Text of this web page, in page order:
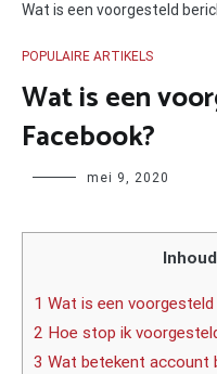
Wat is een voorgesteld
POPULAIRE ARTIKELS
Wat is een
Facebook?
Author mei 9, 2020
1 Wat is een
2 Hoe stop ik
3 Wat betekent account